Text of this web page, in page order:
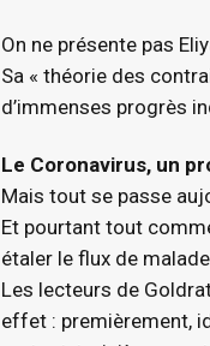
On ne présente pas
Sa « théorie des
d’immenses progrès
Le Coronavirus, un
Mais tout se passe
Et pourtant tout
étaler le flux de
Les lecteurs de
effet : premièrement,